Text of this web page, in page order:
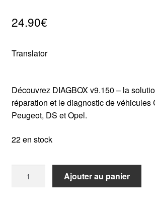
24.90€
Translator
Découvrez DIAGBOX v9.150 – la
réparation et le diagnostic de véhicules
Peugeot, DS et Opel.
22 en stock
Ajouter au panier